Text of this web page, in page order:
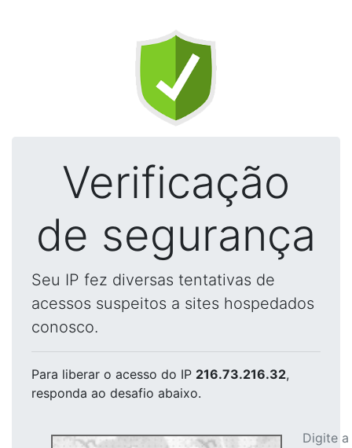
Verificação
de segurança
Seu IP fez diversas tentativas de
acessos suspeitos a sites hospedados
conosco.
Para liberar o acesso do IP 216.73.216.32,
responda ao desafio abaixo.
Digite